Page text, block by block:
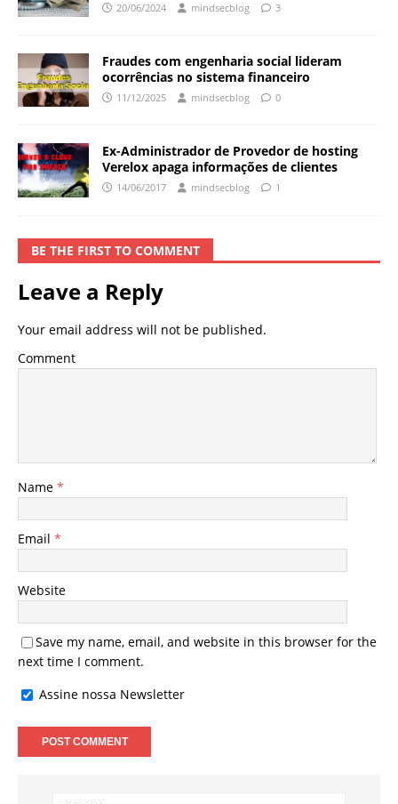
20/06/2024 mindsecblog 3
Fraudes com engenharia social lideram
ocorrências no sistema financeiro
11/12/2025 mindsecblog 0
Ex-Administrador de Provedor de hosting
Verelox apaga informações de clientes
14/06/2017 mindsecblog 1
BE THE FIRST TO COMMENT
Leave a Reply
Your email address will not be published.
Comment
Name *
Email *
Website
Save my name, email, and website in this browser for the
next time I comment.
Assine nossa Newsletter